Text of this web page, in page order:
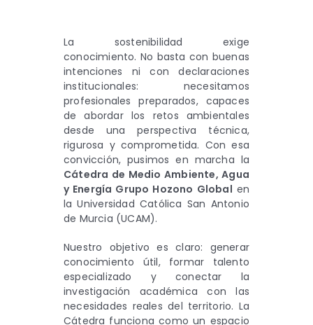
La sostenibilidad exige
conocimiento. No basta con buenas
intenciones ni con declaraciones
institucionales: necesitamos
profesionales preparados, capaces
de abordar los retos ambientales
desde una perspectiva técnica,
rigurosa y comprometida. Con esa
convicción, pusimos en marcha la
Cátedra de Medio Ambiente, Agua
y Energía Grupo Hozono Global en
la Universidad Católica San Antonio
de Murcia (UCAM).
Nuestro objetivo es claro: generar
conocimiento útil, formar talento
especializado y conectar la
investigación académica con las
necesidades reales del territorio. La
Cátedra funciona como un espacio